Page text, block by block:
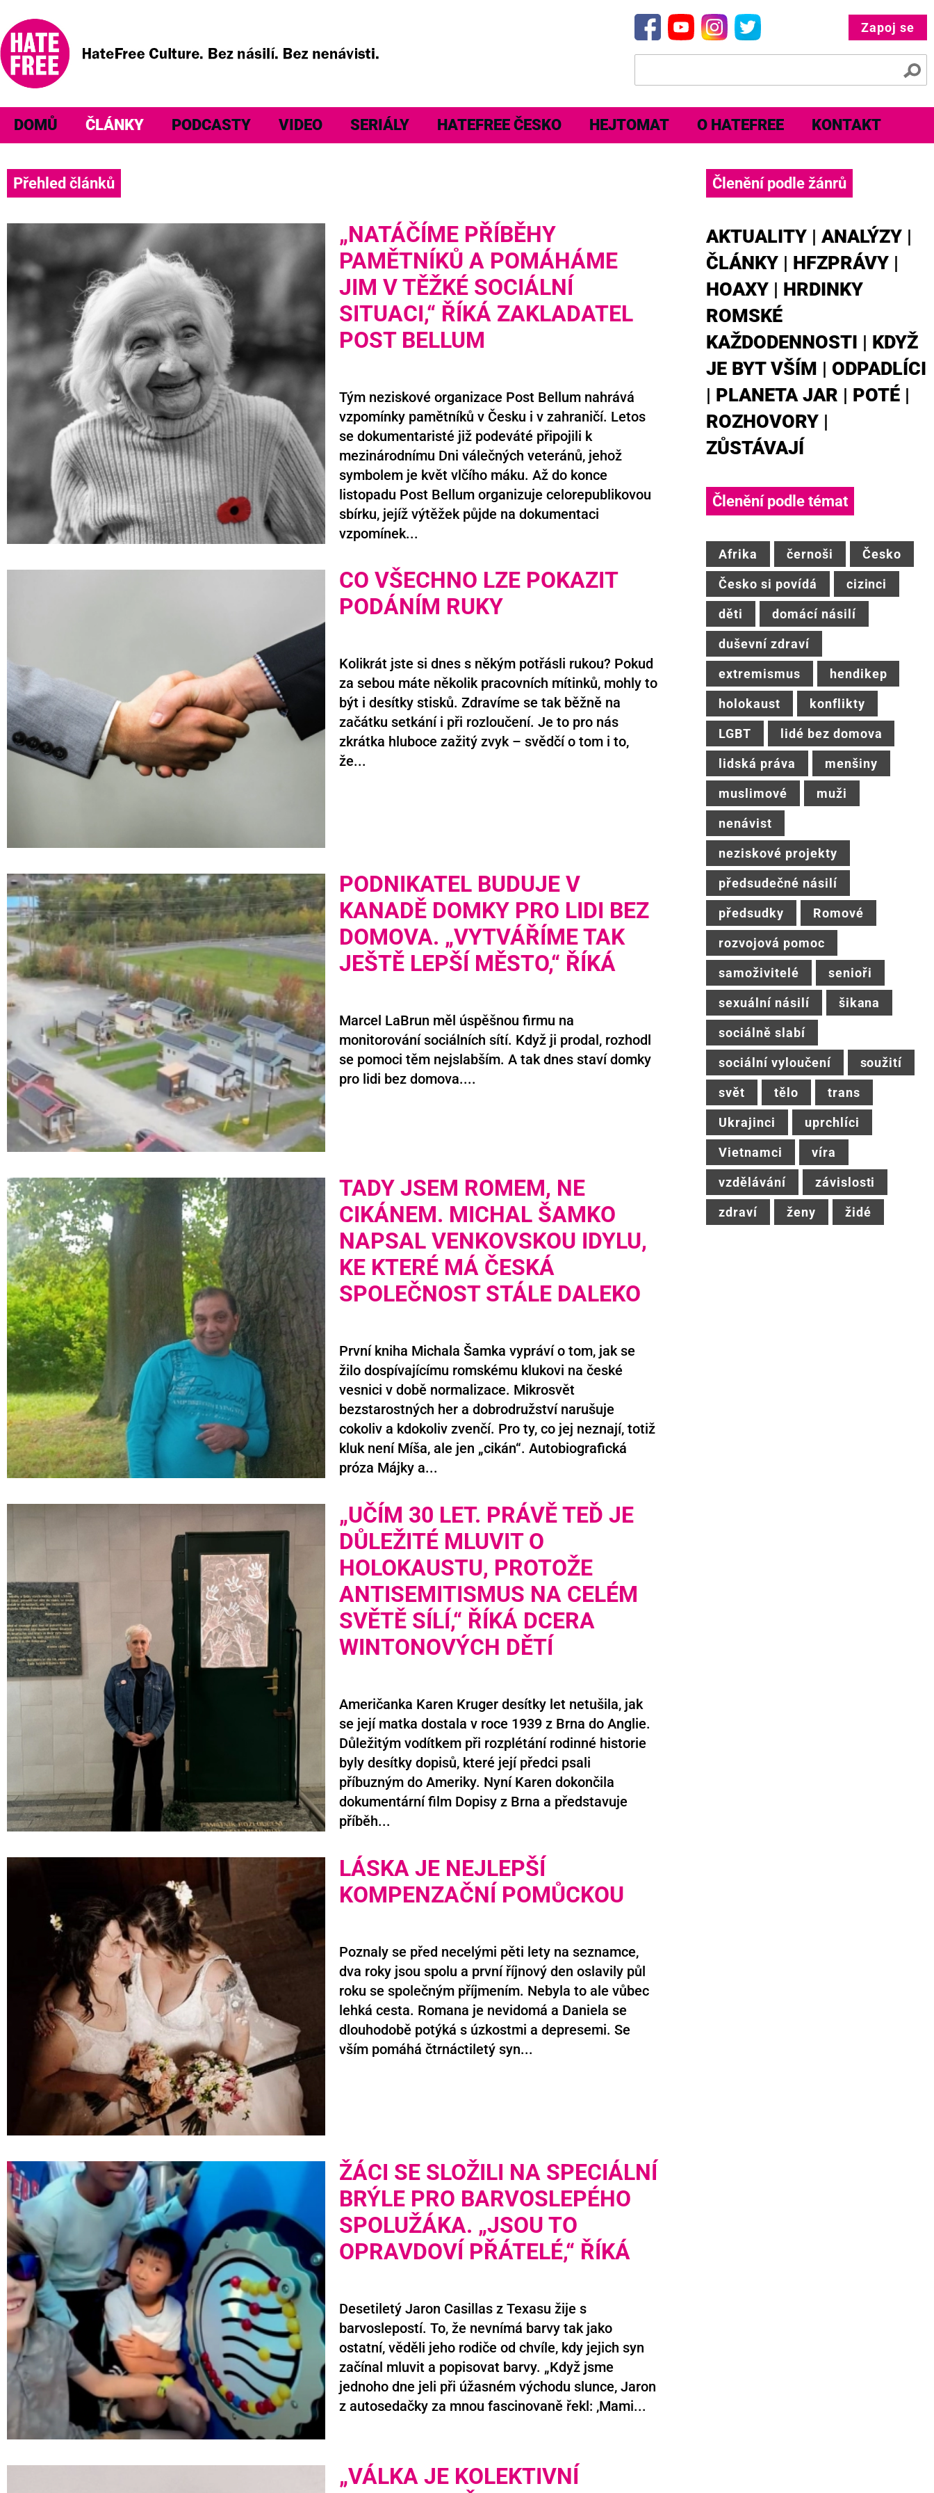
DOMŮ ČLÁNKY PODCASTY VIDEO SERIÁLY HATEFREE ČESKO HEJTOMAT O HATEFREE KONTAKT
Zapoj se
Přehled článků
„NATÁČÍME PŘÍBĚHY
PAMĚTNÍKŮ A POMÁHÁME
JIM V TĚŽKÉ SOCIÁLNÍ
SITUACI,“ ŘÍKÁ ZAKLADATEL
POST BELLUM
Tým neziskové organizace Post Bellum nahrává
vzpomínky pamětníků v Česku i v zahraničí. Letos
se dokumentaristé již podeváté připojili k
mezinárodnímu Dni válečných veteránů, jehož
symbolem je květ vlčího máku. Až do konce
listopadu Post Bellum organizuje celorepublikovou
sbírku, jejíž výtěžek půjde na dokumentaci
vzpomínek...
CO VŠECHNO LZE POKAZIT
PODÁNÍM RUKY
Kolikrát jste si dnes s někým potřásli rukou? Pokud
za sebou máte několik pracovních mítinků, mohly to
být i desítky stisků. Zdravíme se tak běžně na
začátku setkání i při rozloučení. Je to pro nás
zkrátka hluboce zažitý zvyk – svědčí o tom i to,
že...
PODNIKATEL BUDUJE V
KANADĚ DOMKY PRO LIDI BEZ
DOMOVA. „VYTVÁŘÍME TAK
JEŠTĚ LEPŠÍ MĚSTO,“ ŘÍKÁ
Marcel LaBrun měl úspěšnou firmu na
monitorování sociálních sítí. Když ji prodal, rozhodl
se pomoci těm nejslabším. A tak dnes staví domky
pro lidi bez domova....
TADY JSEM ROMEM, NE
CIKÁNEM. MICHAL ŠAMKO
NAPSAL VENKOVSKOU IDYLU,
KE KTERÉ MÁ ČESKÁ
SPOLEČNOST STÁLE DALEKO
První kniha Michala Šamka vypráví o tom, jak se
žilo dospívajícímu romskému klukovi na české
vesnici v době normalizace. Mikrosvět
bezstarostných her a dobrodružství narušuje
cokoliv a kdokoliv zvenčí. Pro ty, co jej neznají, totiž
kluk není Míša, ale jen „cikán“. Autobiografická
próza Májky a...
„UČÍM 30 LET. PRÁVĚ TEĎ JE
DŮLEŽITÉ MLUVIT O
HOLOKAUSTU, PROTOŽE
ANTISEMITISMUS NA CELÉM
SVĚTĚ SÍLÍ,“ ŘÍKÁ DCERA
WINTONOVÝCH DĚTÍ
Američanka Karen Kruger desítky let netušila, jak
se její matka dostala v roce 1939 z Brna do Anglie.
Důležitým vodítkem při rozplétání rodinné historie
byly desítky dopisů, které její předci psali
příbuzným do Ameriky. Nyní Karen dokončila
dokumentární film Dopisy z Brna a představuje
příběh...
LÁSKA JE NEJLEPŠÍ
KOMPENZAČNÍ POMŮCKOU
Poznaly se před necelými pěti lety na seznamce,
dva roky jsou spolu a první říjnový den oslavily půl
roku se společným příjmením. Nebyla to ale vůbec
lehká cesta. Romana je nevidomá a Daniela se
dlouhodobě potýká s úzkostmi a depresemi. Se
vším pomáhá čtrnáctiletý syn...
ŽÁCI SE SLOŽILI NA SPECIÁLNÍ
BRÝLE PRO BARVOSLEPÉHO
SPOLUŽÁKA. „JSOU TO
OPRAVDOVÍ PŘÁTELÉ,“ ŘÍKÁ
Desetiletý Jaron Casillas z Texasu žije s
barvoslepostí. To, že nevnímá barvy tak jako
ostatní, věděli jeho rodiče od chvíle, kdy jejich syn
začínal mluvit a popisovat barvy. „Když jsme
jednoho dne jeli při úžasném východu slunce, Jaron
z autosedačky za mnou fascinovaně řekl: ,Mami...
„VÁLKA JE KOLEKTIVNÍ
Členění podle žánrů
AKTUALITY | ANALÝZY |
ČLÁNKY | HFZPRÁVY |
HOAXY | HRDINKY
ROMSKÉ
KAŽDODENNOSTI | KDYŽ
JE BYT VŠÍM | ODPADLÍCI
| PLANETA JAR | POTÉ |
ROZHOVORY |
ZŮSTÁVAJÍ
Členění podle témat
Afrika černoši Česko
Česko si povídá cizinci
děti domácí násilí
duševní zdraví
extremismus hendikep
holokaust konflikty
LGBT lidé bez domova
lidská práva menšiny
muslimové muži
nenávist
neziskové projekty
předsudečné násilí
předsudky Romové
rozvojová pomoc
samoživitelé senioři
sexuální násilí šikana
sociálně slabí
sociální vyloučení soužití
svět tělo trans
Ukrajinci uprchlíci
Vietnamci víra
vzdělávání závislosti
zdraví ženy židé